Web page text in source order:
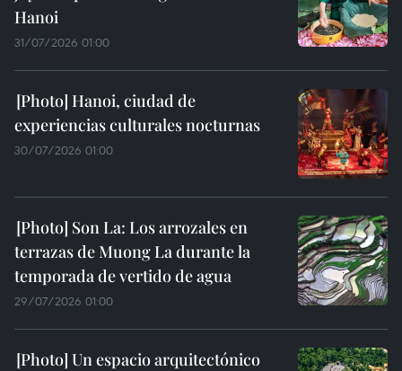
Hanoi
31/07/2026 01:00
Hanoi, ciudad de
experiencias culturales nocturnas
30/07/2026 01:00
Son La: Los arrozales en
terrazas de Muong La durante la
temporada de vertido de agua
29/07/2026 01:00
Un espacio arquitectónico